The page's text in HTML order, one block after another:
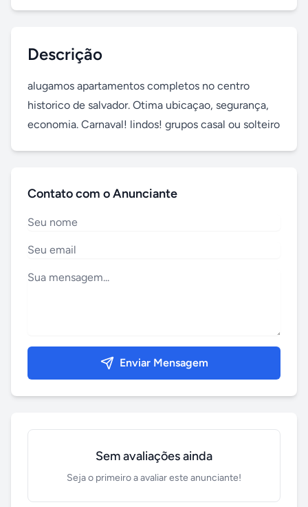
Descrição
alugamos apartamentos completos no centro
historico de salvador. Otima ubicaçao, segurança,
economia. Carnaval! lindos! grupos casal ou solteiro
Contato com o Anunciante
Enviar Mensagem
Sem avaliações ainda
Seja o primeiro a avaliar este anunciante!